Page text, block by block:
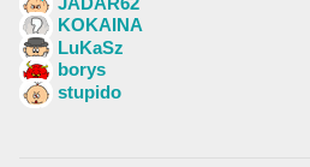
KOKAINA
LuKaSz
borys
stupido